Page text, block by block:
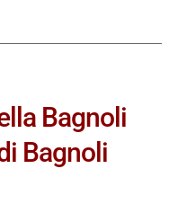
Bagnoli
Bagnoli